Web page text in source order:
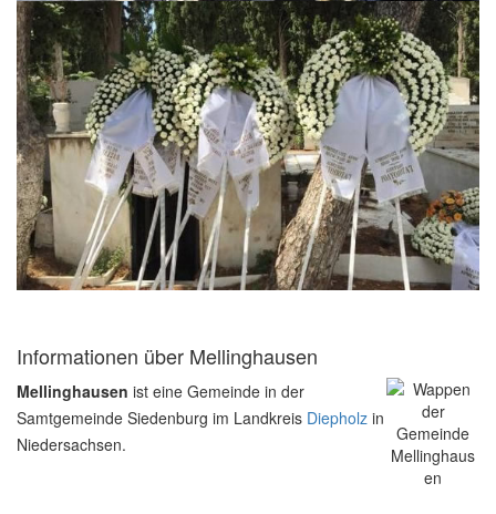
Informationen über Mellinghausen
Mellinghausen ist eine Gemeinde in der
Samtgemeinde Siedenburg im Landkreis Diepholz in
Niedersachsen.